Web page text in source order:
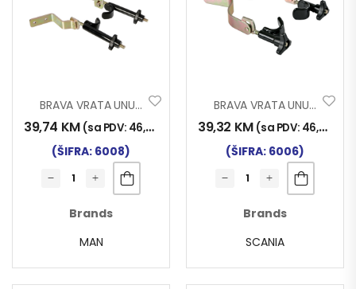
BRAVA VRATA UNUTRAŠNJA MAN TGX/TGS
39,74 KM (sa PDV: 46,50
(ŠIFRA: 6008)
Brands
MAN
BRAVA VRATA UNUTRAŠNJA SCANIA R/S/G/P/XT 2016-
39,32 KM (sa PDV: 46,00
(ŠIFRA: 6006)
Brands
SCANIA